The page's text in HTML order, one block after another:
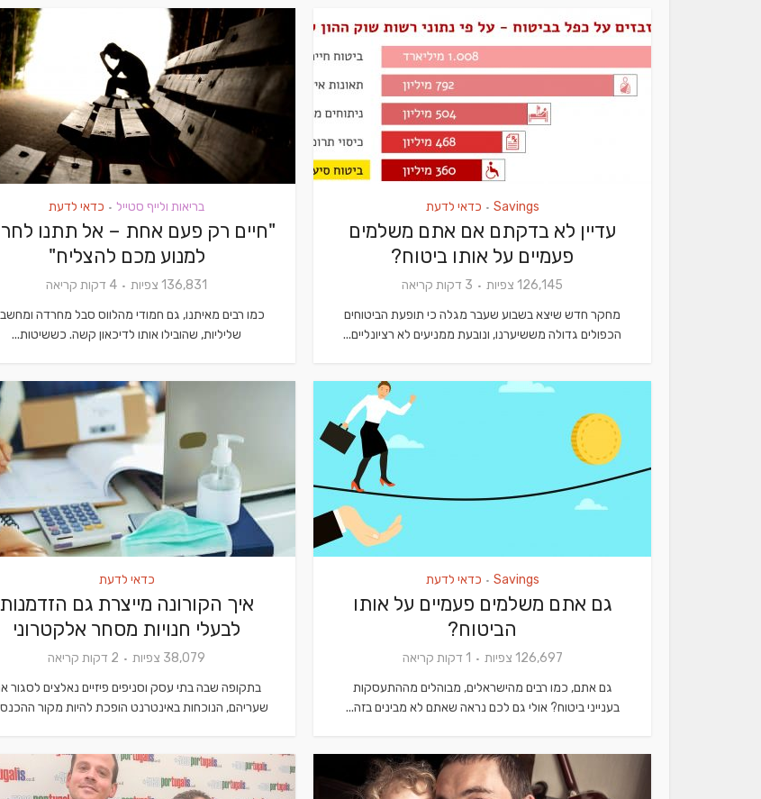
Savings
• כדאי לדעת
עדיין לא בדקתם אם אתם משלמים
פעמיים על אותו ביטוח?
126,145 צפיות
3 דקות קריאה
מחקר חדש שיצא בשבוע שעבר מגלה כי תופעת הביטוחים
הכפולים גדולה מששיערנו, ונובעת ממניעים לא רציונליים...
בריאות ולייף סטייל • כדאי לדעת
"חיים רק פעם אחת – אל תתנו
למנוע מכם להצליח"
136,831 צפיות
4 דקות קריאה
כמו רבים מאיתנו, גם חמודי מהלווס סבל מחרדה
שליליות, שהובילו אותו לדיכאון קשה. כששיטות...
Savings
• כדאי לדעת
גם אתם משלמים פעמיים על אותו
הביטוח?
126,697 צפיות
1 דקות קריאה
גם אתם, כמו רבים מהישראלים, מבוהלים מההתעסקות
בענייני ביטוח? אולי גם לכם נראה שאתם לא מבינים בזה...
כדאי לדעת
איך הקורונה מייצרת גם הזדמנות
לבעלי חנויות מסחר אלקטרוני
38,079 צפיות
2 דקות קריאה
בתקופה שבה בתי עסק וסניפים פיזיים נאלצים לסגור
שעריהם, הנוכחות באינטרנט הופכת להיות מקור